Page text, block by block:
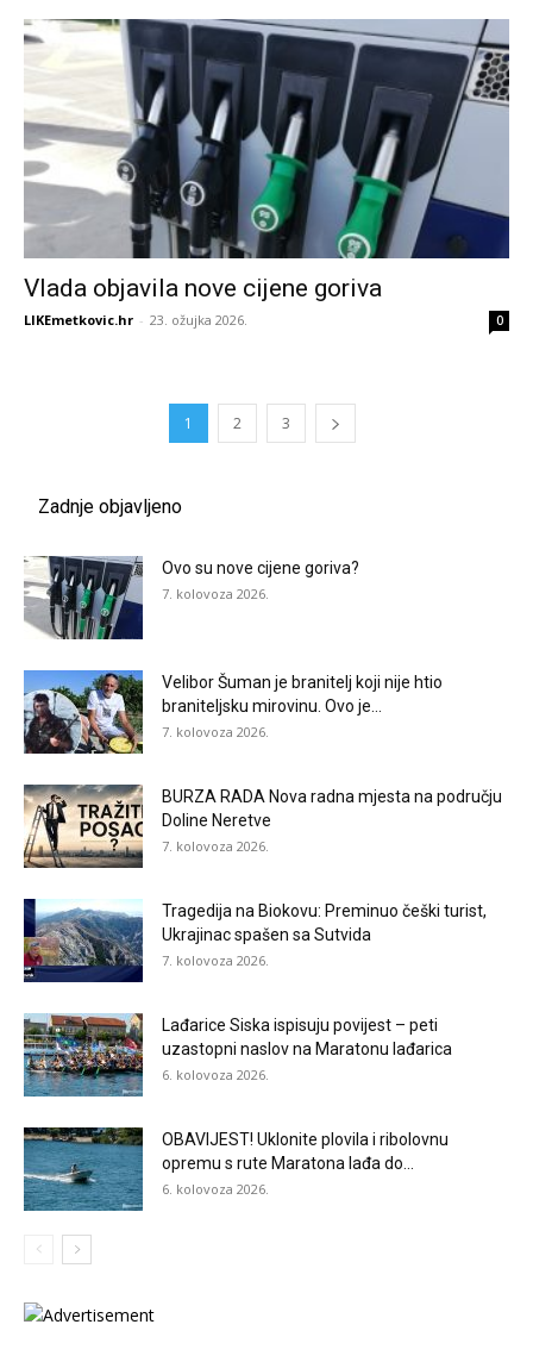
Vlada objavila nove cijene goriva
LIKEmetkovic.hr - 23. ožujka 2026. 0
1 2 3
Zadnje objavljeno
Ovo su nove cijene goriva?
7. kolovoza 2026.
Velibor Šuman je branitelj koji nije htio
braniteljsku mirovinu. Ovo je...
7. kolovoza 2026.
BURZA RADA Nova radna mjesta na području
Doline Neretve
7. kolovoza 2026.
Tragedija na Biokovu: Preminuo češki turist,
Ukrajinac spašen sa Sutvida
7. kolovoza 2026.
Lađarice Siska ispisuju povijest – peti
uzastopni naslov na Maratonu lađarica
6. kolovoza 2026.
OBAVIJEST! Uklonite plovila i ribolovnu
opremu s rute Maratona lađa do...
6. kolovoza 2026.